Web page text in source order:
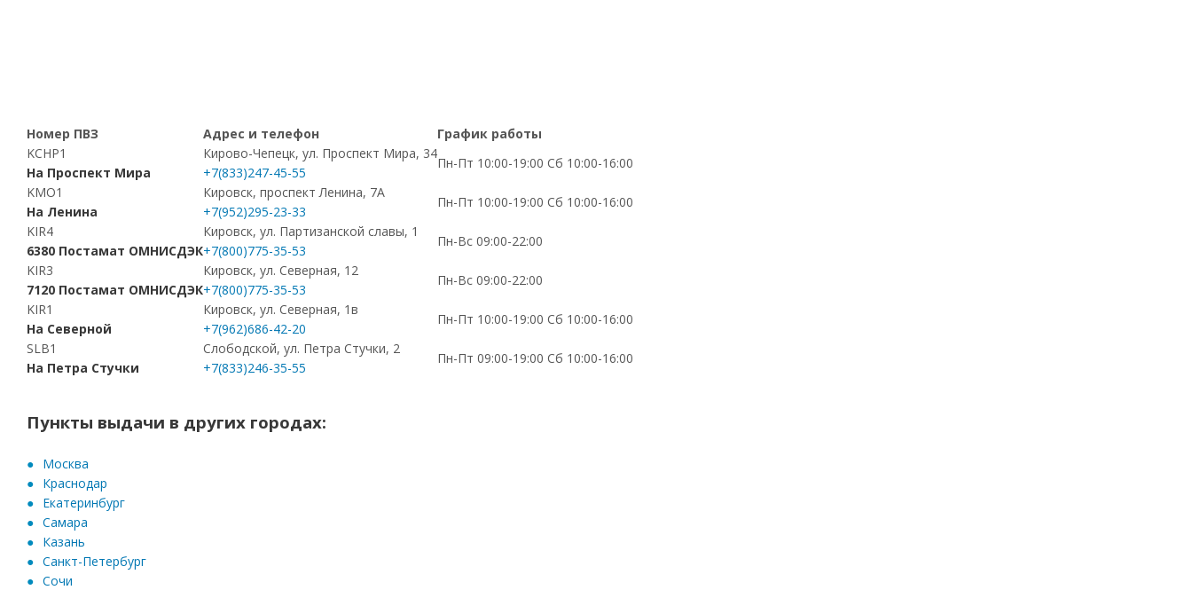
Номер ПВЗ Адрес и телефон
График работы
KCHP1
На Проспект Мира
Кирово-Чепецк, ул. Проспект Мира, 34
+7(833)247-45-55
Пн-Пт 10:00-19:00 Сб 10:00-16:00
KMO1
На Ленина
Кировск, проспект Ленина, 7А
+7(952)295-23-33
Пн-Пт 10:00-19:00 Сб 10:00-16:00
KIR4
6380 Постамат ОМНИСДЭК
Кировск, ул. Партизанской славы, 1
+7(800)775-35-53
Пн-Вс 09:00-22:00
KIR3
7120 Постамат ОМНИСДЭК
Кировск, ул. Северная, 12
+7(800)775-35-53
Пн-Вс 09:00-22:00
KIR1
На Северной
Кировск, ул. Северная, 1в
+7(962)686-42-20
Пн-Пт 10:00-19:00 Сб 10:00-16:00
SLB1
На Петра Стучки
Слободской, ул. Петра Стучки, 2
+7(833)246-35-55
Пн-Пт 09:00-19:00 Сб 10:00-16:00
Пункты выдачи в других городах:
Москва
Краснодар
Екатеринбург
Самара
Казань
Санкт-Петербург
Сочи